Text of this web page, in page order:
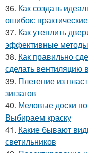
36. Как создать
ошибок:
37. Как утеплить
эффективные методы
38. Как правильно
сделать вентиляцию
39. Плетение из
зигзагов
40. Меловые доски
Выбираем краску
41. Какие бывают
светильников